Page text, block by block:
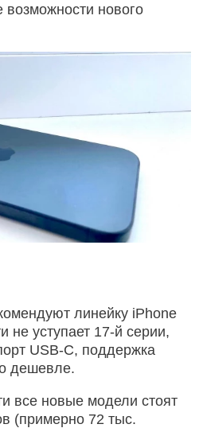
возможности нового
линейку iPhone
не уступает 17-й серии,
USB-C, поддержка
дешевле.
все новые модели стоят
(примерно 72 тыс.